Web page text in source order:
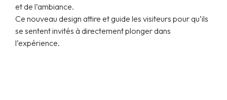
et de l’ambiance.
Ce nouveau design attire et guide les visiteurs pour qu’ils
se sentent invités à directement plonger dans
l’expérience.